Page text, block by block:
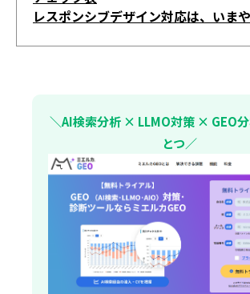
レスポンシブデザイン対応は、いま
＼AI検索分析 × LLMO対策 × GEO
とつ／